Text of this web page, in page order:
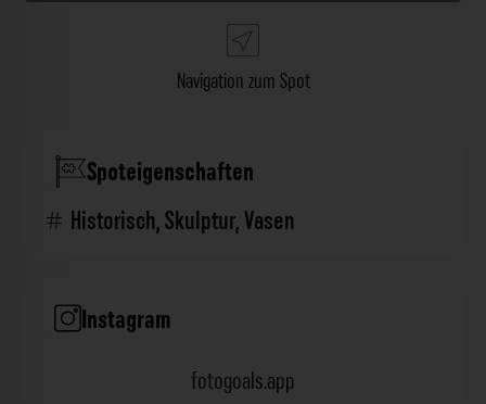
Navigation zum Spot
Spoteigenschaften
Historisch,Skulptur,Vasen
Instagram
fotogoals.app